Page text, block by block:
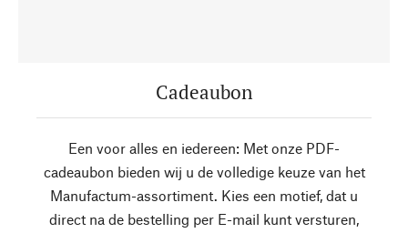
Cadeaubon
Een voor alles en iedereen: Met onze PDF-
cadeaubon bieden wij u de volledige keuze van het
Manufactum-assortiment. Kies een motief, dat u
direct na de bestelling per E-mail kunt versturen,